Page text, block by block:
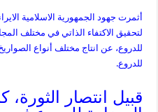
أثمرت جهود الجمهورية الاسلامية
لتحقيق الاكتفاء الذاتي في مختلف
للدروع، عن انتاج مختلف أنواع
للدروع.
قبيل انتصار الثورة،